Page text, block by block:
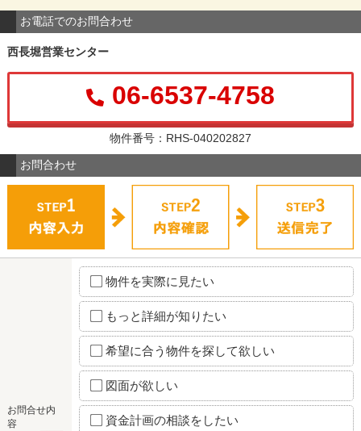
お電話でのお問合わせ
西長堀営業センター
06-6537-4758
物件番号：RHS-040202827
お問合わせ
お問合せ内
容
物件を実際に見たい
もっと詳細が知りたい
希望に合う物件を探して欲しい
図面が欲しい
資金計画の相談をしたい